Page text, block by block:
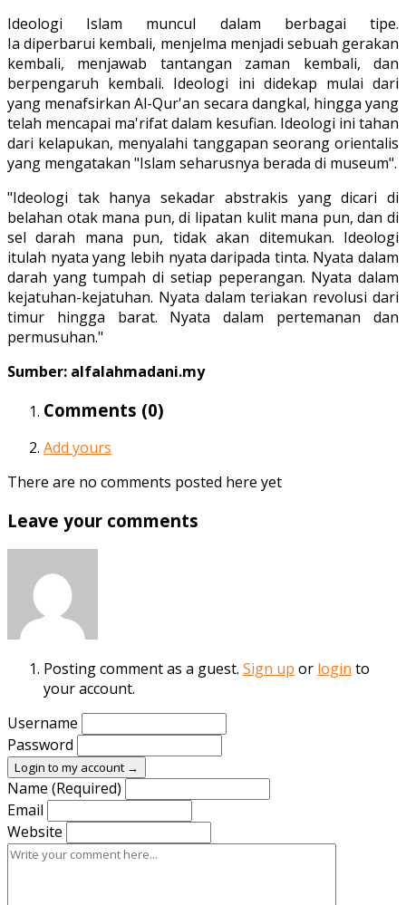
Ideologi Islam muncul dalam berbagai tipe.
Ia diperbarui kembali, menjelma menjadi sebuah gerakan
kembali, menjawab tantangan zaman kembali, dan
berpengaruh kembali. Ideologi ini didekap mulai dari
yang menafsirkan Al-Qur'an secara dangkal, hingga yang
telah mencapai ma'rifat dalam kesufian. Ideologi ini tahan
dari kelapukan, menyalahi tanggapan seorang orientalis
yang mengatakan "Islam seharusnya berada di museum".
"Ideologi tak hanya sekadar abstrakis yang dicari di
belahan otak mana pun, di lipatan kulit mana pun, dan di
sel darah mana pun, tidak akan ditemukan. Ideologi
itulah nyata yang lebih nyata daripada tinta. Nyata dalam
darah yang tumpah di setiap peperangan. Nyata dalam
kejatuhan-kejatuhan. Nyata dalam teriakan revolusi dari
timur hingga barat. Nyata dalam pertemanan dan
permusuhan."
Sumber: alfalahmadani.my
Comments (0)
Add yours
There are no comments posted here yet
Leave your comments
Posting comment as a guest. Sign up or login to
your account.
Username
Password
Login to my account →
Name (Required)
Email
Website